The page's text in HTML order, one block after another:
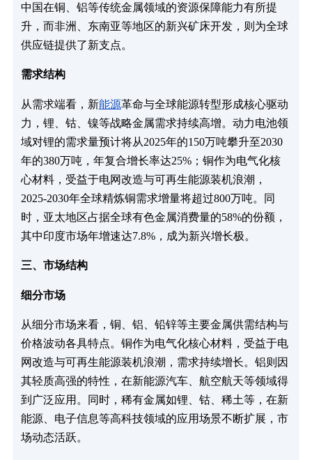
中国在铜、铝等传统金属领域的资源保障能力有所提
升，而非洲、东南亚等地区的新兴矿床开发，则为全球
供应链提供了新支点。
需求结构
从需求端看，新能源革命与全球能源转型形成核心驱动
力，锂、钴、镍等战略金属需求持续高增。动力电池领
域对锂的需求量预计将从2025年的150万吨攀升至2030
年的380万吨，年复合增长率达25%；铜作为电气化核
心材料，受益于电网改造与可再生能源装机浪潮，
2025-2030年全球精炼铜需求增量将超过800万吨。同
时，亚太地区占据全球有色金属消费量的58%的份额，
其中印度市场年增速达7.8%，成为新兴增长极。
三、市场结构
细分市场
从细分市场来看，铜、铝、铅锌等主要金属供需结构与
价格波动各具特点。铜作为电气化核心材料，受益于电
网改造与可再生能源装机浪潮，需求持续增长。铝则因
其轻质高强的特性，在新能源汽车、航空航天等领域得
到广泛应用。同时，稀有金属如锂、钴、稀土等，在新
能源、电子信息等高科技领域的应用场景不断扩展，市
场动态活跃。